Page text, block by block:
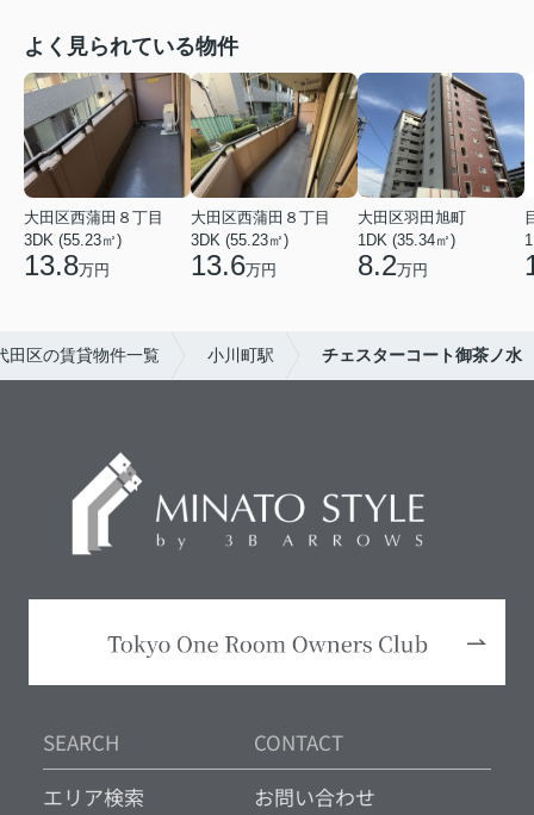
よく見られている物件
大田区西蒲田８丁目
3DK (55.23㎡)
13.8万円
大田区西蒲田８丁目
3DK (55.23㎡)
13.6万円
大田区羽田旭町
1DK (35.34㎡)
8.2万円
田区の賃貸物件一覧 小川町駅 チェスターコート御茶ノ水
SEARCH
エリア検索
CONTACT
お問い合わせ